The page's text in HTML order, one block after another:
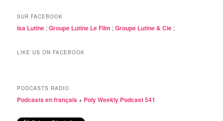
SUR FACEBOOK
Isa Lutine ;Groupe Lutine Le Film ;Groupe Lutine & Cie ;
LIKE US ON FACEBOOK
PODCASTS RADIO
Podcasts en français+ Poly Weekly Podcast 541